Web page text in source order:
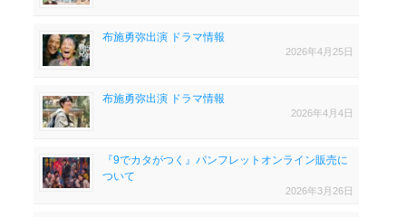
布施勇弥出演 ドラマ情報
2026年4月25日
布施勇弥出演 ドラマ情報
2026年4月4日
『9でカタがつく』パンフレットオンライン販売に
ついて
2026年3月26日